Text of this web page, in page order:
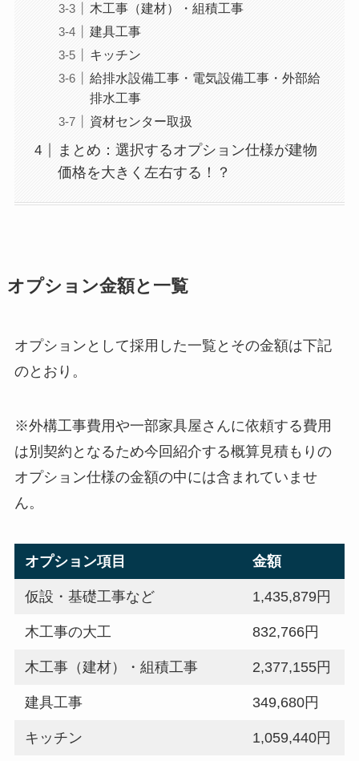
木工事（建材）・組積工事
建具工事
キッチン
給排水設備工事・電気設備工事・外部給
排水工事
資材センター取扱
まとめ：選択するオプション仕様が建物
価格を大きく左右する！？
オプション金額と一覧
オプションとして採用した一覧とその金額は下記
のとおり。
※外構工事費用や一部家具屋さんに依頼する費用
は別契約となるため今回紹介する概算見積もりの
オプション仕様の金額の中には含まれていませ
ん。
オプション項目 金額
仮設・基礎工事など 1,435,879円
木工事の大工 832,766円
木工事（建材）・組積工事 2,377,155円
建具工事 349,680円
キッチン 1,059,440円